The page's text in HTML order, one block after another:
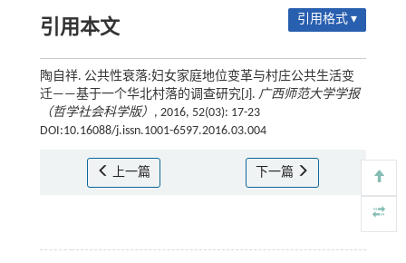
引用本文 引用格式 ▾
陶自祥. 公共性衰落:妇女家庭地位变革与村庄公共生活变
迁——基于一个华北村落的调查研究[J]. 广西师范大学学报
（哲学社会科学版） , 2016, 52(03): 17-23
DOI:10.16088/j.issn.1001-6597.2016.03.004
上一篇 下一篇